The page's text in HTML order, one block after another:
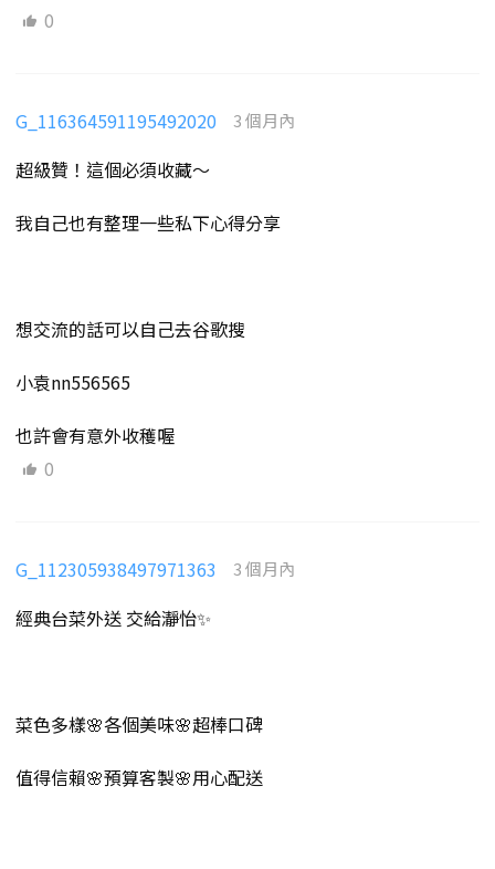
0
G_116364591195492020 3 個月內
超級贊！這個必須收藏～
我自己也有整理一些私下心得分享
想交流的話可以自己去谷歌搜
小袁nn556565
也許會有意外收穫喔
0
G_112305938497971363 3 個月內
經典台菜外送 交給瀞怡✨
菜色多樣🌸各個美味🌸超棒口碑
值得信賴🌸預算客製🌸用心配送